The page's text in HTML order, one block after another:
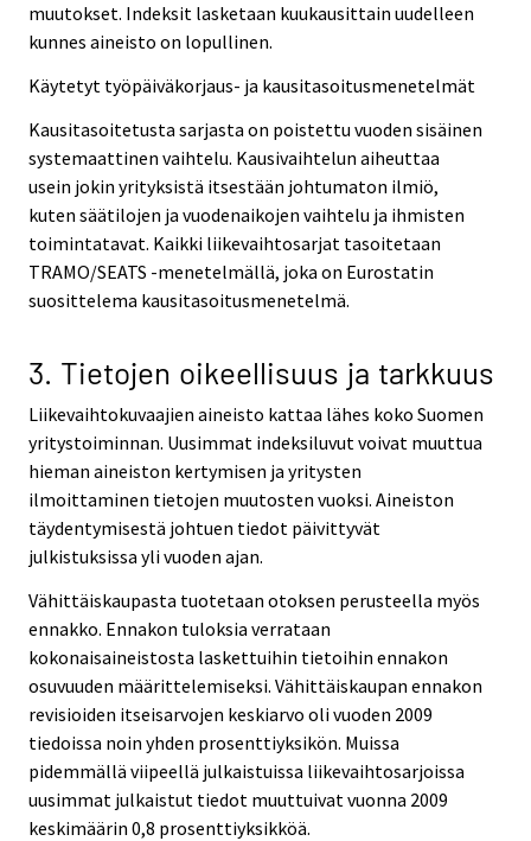
muutokset. Indeksit lasketaan kuukausittain uudelleen
kunnes aineisto on lopullinen.
Käytetyt työpäiväkorjaus- ja kausitasoitusmenetelmät
Kausitasoitetusta sarjasta on poistettu vuoden sisäinen
systemaattinen vaihtelu. Kausivaihtelun aiheuttaa
usein jokin yrityksistä itsestään johtumaton ilmiö,
kuten säätilojen ja vuodenaikojen vaihtelu ja ihmisten
toimintatavat. Kaikki liikevaihtosarjat tasoitetaan
TRAMO/SEATS -menetelmällä, joka on Eurostatin
suosittelema kausitasoitusmenetelmä.
3. Tietojen oikeellisuus ja tarkkuus
Liikevaihtokuvaajien aineisto kattaa lähes koko Suomen
yritystoiminnan. Uusimmat indeksiluvut voivat muuttua
hieman aineiston kertymisen ja yritysten
ilmoittaminen tietojen muutosten vuoksi. Aineiston
täydentymisestä johtuen tiedot päivittyvät
julkistuksissa yli vuoden ajan.
Vähittäiskaupasta tuotetaan otoksen perusteella myös
ennakko. Ennakon tuloksia verrataan
kokonaisaineistosta laskettuihin tietoihin ennakon
osuvuuden määrittelemiseksi. Vähittäiskaupan ennakon
revisioiden itseisarvojen keskiarvo oli vuoden 2009
tiedoissa noin yhden prosenttiyksikön. Muissa
pidemmällä viipeellä julkaistuissa liikevaihtosarjoissa
uusimmat julkaistut tiedot muuttuivat vuonna 2009
keskimäärin 0,8 prosenttiyksikköä.